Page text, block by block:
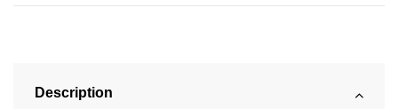
Description